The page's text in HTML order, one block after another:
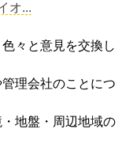
オ...
々と意見を交換し
理会社のことにつ
・地盤・周辺地域の